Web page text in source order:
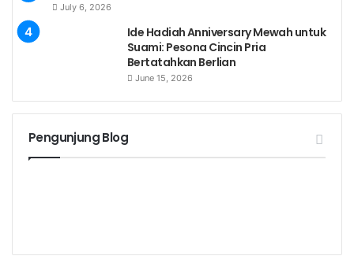
July 6, 2026
Ide Hadiah Anniversary Mewah untuk
Suami: Pesona Cincin Pria
Bertatahkan Berlian
June 15, 2026
Pengunjung Blog